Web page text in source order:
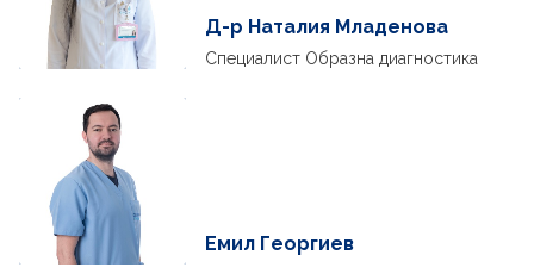
Д-р Наталия Младенова
Специалист Образна диагностика
Емил Георгиев